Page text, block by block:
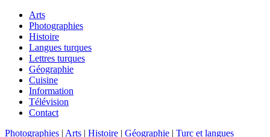
Arts
Photographies
Histoire
Langues turques
Lettres turques
Géographie
Cuisine
Information
Télévision
Contact
Photographies | Arts | Histoire | Géographie | Turc et langues